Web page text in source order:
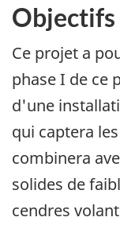
Objectifs
Ce projet a
phase I de ce
d'une
qui captera
combinera
solides de
cendres